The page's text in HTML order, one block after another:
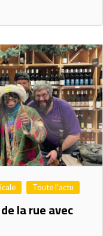
Toute l'actu
la rue avec